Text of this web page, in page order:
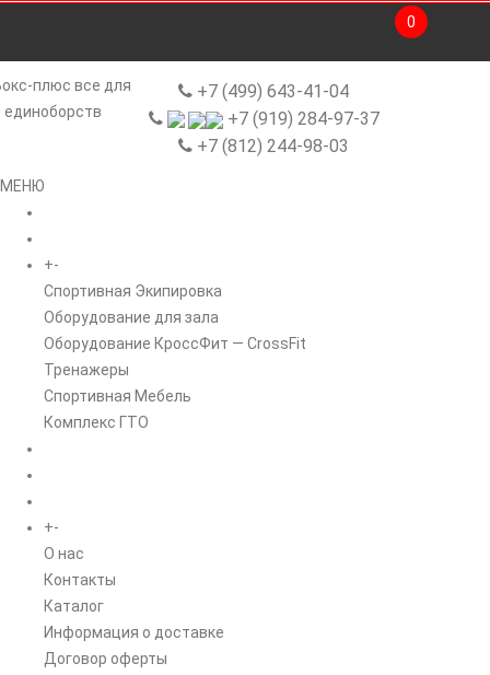
+7 (499) 643-41-04
+7 (919) 284-97-37
+7 (812) 244-98-03
0
МЕНЮ
+-
Спортивная Экипировка
Оборудование для зала
Оборудование КроссФит — CrossFit
Тренажеры
Спортивная Мебель
Комплекс ГТО
+-
O нас
Контакты
Каталог
Информация о доставке
Договор оферты